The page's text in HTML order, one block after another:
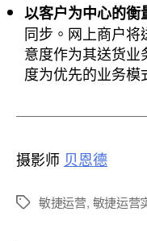
以客户为中心的衡
同步。网上商户
意度作为其送货
度为优先的业务模
摄影师 贝恩德
標
敏捷运营, 敏捷运营